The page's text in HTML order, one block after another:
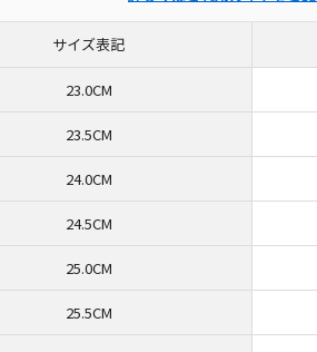
サイズ表記
23.0CM
23.5CM
24.0CM
24.5CM
25.0CM
25.5CM